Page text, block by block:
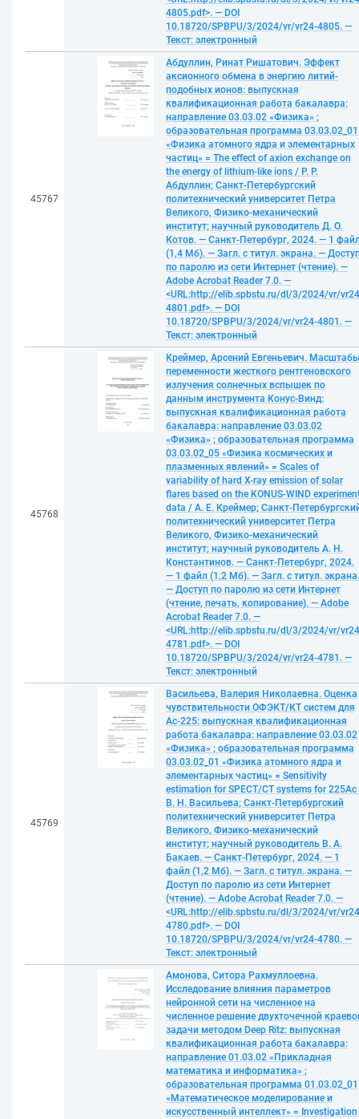
4805.pdf>. — DOI
10.18720/SPBPU/3/2024/vr/vr24-4805. —
Текст: электронный
45767
Абдуллин, Ринат Ришатович. Эффект
аксионного обмена в энергию литий-
подобных ионов: выпускная
квалификационная работа бакалавра:
направление 03.03.02 «Физика» ;
образовательная программа 03.03.02_01
«Физика атомного ядра и элементарных
частиц» = The effect of axion exchange on
the energy of lithium-like ions / Р. Р.
Абдуллин; Санкт-Петербургский
политехнический университет Петра
Великого, Физико-механический
институт; научный руководитель Д. О.
Котов. — Санкт-Петербург, 2024. — 1
(1,4 Мб). — Загл. с титул. экрана. —
по паролю из сети Интернет (чтение). —
Adobe Acrobat Reader 7.0. —
<URL:http://elib.spbstu.ru/dl/3/2024/vr/
4801.pdf>. — DOI
10.18720/SPBPU/3/2024/vr/vr24-4801. —
Текст: электронный
45768
Креймер, Арсений Евгеньевич.
переменности жесткого рентгеновского
излучения солнечных вспышек по
данным инструмента Конус-Винд:
выпускная квалификационная работа
бакалавра: направление 03.03.02
«Физика» ; образовательная программа
03.03.02_05 «Физика космических и
плазменных явлений» = Scales of
variability of hard X-ray emission of solar
flares based on the KONUS-WIND
data / А. Е. Креймер; Санкт-
политехнический университет Петра
Великого, Физико-механический
институт; научный руководитель А. Н.
Константинов. — Санкт-Петербург, 2024.
— 1 файл (1,2 Мб). — Загл. с титул. экрана.
— Доступ по паролю из сети Интернет
(чтение, печать, копирование). — Adobe
Acrobat Reader 7.0. —
<URL:http://elib.spbstu.ru/dl/3/2024/vr/
4781.pdf>. — DOI
10.18720/SPBPU/3/2024/vr/vr24-4781. —
Текст: электронный
45769
Васильева, Валерия Николаевна. Оценка
чувствительности ОФЭКТ/КТ систем для
Ac-225: выпускная квалификационная
работа бакалавра: направление 03.03.02
«Физика» ; образовательная программа
03.03.02_01 «Физика атомного ядра и
элементарных частиц» = Sensitivity
estimation for SPECT/CT systems for
В. Н. Васильева; Санкт-Петербургский
политехнический университет Петра
Великого, Физико-механический
институт; научный руководитель В. А.
Бакаев. — Санкт-Петербург, 2024. — 1
файл (1,2 Мб). — Загл. с титул. экрана. —
Доступ по паролю из сети Интернет
(чтение). — Adobe Acrobat Reader 7.0. —
<URL:http://elib.spbstu.ru/dl/3/2024/vr/
4780.pdf>. — DOI
10.18720/SPBPU/3/2024/vr/vr24-4780. —
Текст: электронный
Амонова, Ситора Рахмуллоевна.
Исследование влияния параметров
нейронной сети на численное на
численное решение двухточечной
задачи методом Deep Ritz: выпускная
квалификационная работа бакалавра:
направление 01.03.02 «Прикладная
математика и информатика» ;
образовательная программа 01.03.02_01
«Математическое моделирование и
искусственный интеллект» = Investigation